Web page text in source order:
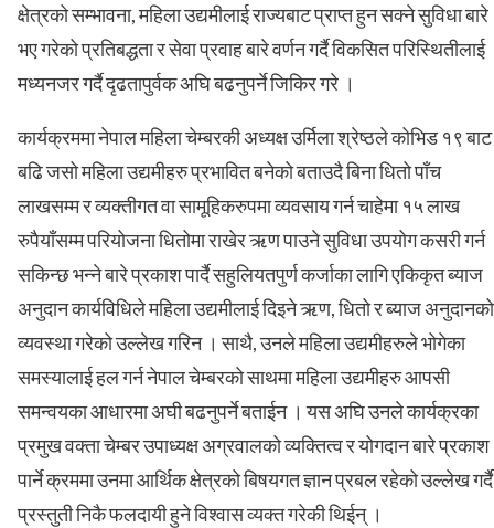
क्षेत्रको सम्भावना, महिला उद्यमीलाई राज्यबाट प्राप्त हुन सक्ने सुविधा बारे
भए गरेको प्रतिबद्धता र सेवा प्रवाह बारे वर्णन गर्दै विकसित परिस्थितीलाई
मध्यनजर गर्दै दृढतापुर्वक अघि बढनुपर्ने जिकिर गरे ।
कार्यक्रममा नेपाल महिला चेम्बरकी अध्यक्ष उर्मिला श्रेष्ठले कोभिड १९ बाट
बढि जसो महिला उद्यमीहरु प्रभावित बनेको बताउदै बिना धितो पाँच
लाखसम्म र व्यक्तीगत वा सामूहिकरुपमा व्यवसाय गर्न चाहेमा १५ लाख
रुपैयाँसम्म परियोजना धितोमा राखेर ऋण पाउने सुविधा उपयोग कसरी गर्न
सकिन्छ भन्ने बारे प्रकाश पार्दै सहुलियतपुर्ण कर्जाका लागि एकिकृत ब्याज
अनुदान कार्यविधिले महिला उद्यमीलाई दिइने ऋण, धितो र ब्याज अनुदानको
व्यवस्था गरेको उल्लेख गरिन । साथै, उनले महिला उद्यमीहरुले भोगेका
समस्यालाई हल गर्न नेपाल चेम्बरको साथमा महिला उद्यमीहरु आपसी
समन्वयका आधारमा अघी बढनुपर्ने बताईन । यस अघि उनले कार्यक्रका
प्रमुख वक्ता चेम्बर उपाध्यक्ष अग्रवालको व्यक्तित्व र योगदान बारे प्रकाश
पार्ने क्रममा उनमा आर्थिक क्षेत्रको बिषयगत ज्ञान प्रबल रहेको उल्लेख गर्दै
प्रस्तुती निकै फलदायी हुने विश्वास व्यक्त गरेकी थिईन् ।